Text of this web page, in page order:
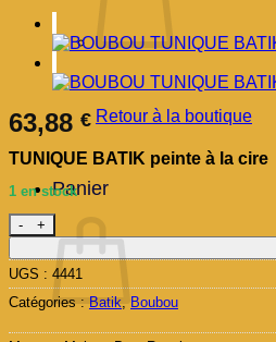
Retour à la boutique
Panier
63,88 €
TUNIQUE BATIK peinte à la cire
1 en stock
quantité de BOUBOU TUNIQUE
UGS : 4441
Catégories : Batik, Boubou